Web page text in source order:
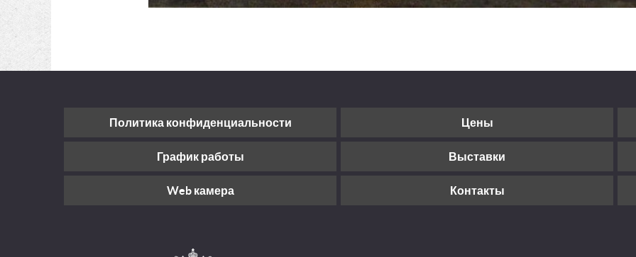
Политика конфиденциальности Цены
График работы Выставки
Web камера Контакты